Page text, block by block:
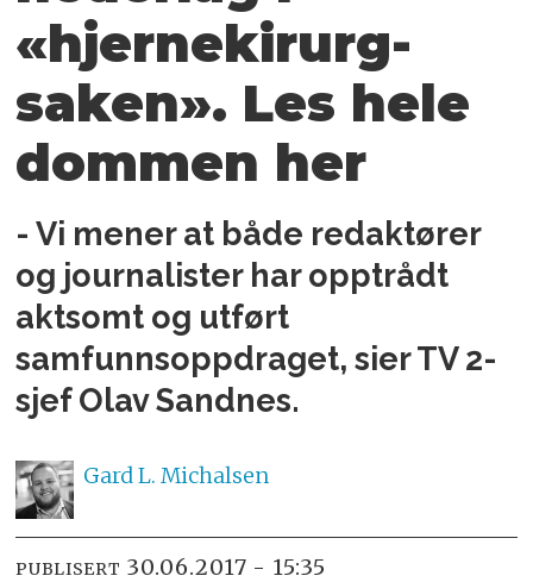
«hjernekirurg-
saken». Les hele
dommen her
- Vi mener at både redaktører
og journalister har opptrådt
aktsomt og utført
samfunnsoppdraget, sier TV 2-
sjef Olav Sandnes.
Gard L. Michalsen
PUBLISERT 30.06.2017 - 15:35